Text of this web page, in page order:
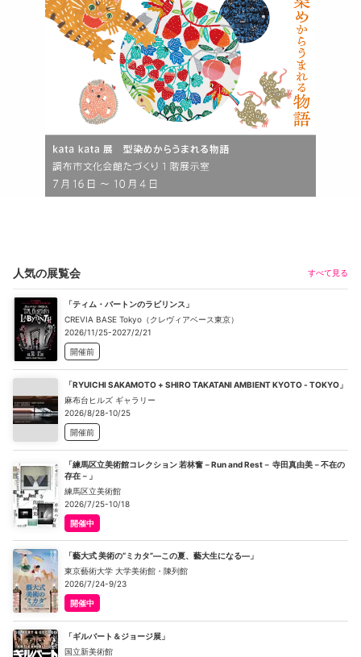
人気の展覧会 すべて見る
「ティム・バートンのラビリンス」
CREVIA BASE Tokyo（クレヴィアベース東京）
2026/11/25-2027/2/21
開催前
「RYUICHI SAKAMOTO + SHIRO TAKATANI AMBIENT KYOTO - TOKYO」
麻布台ヒルズ ギャラリー
2026/8/28-10/25
開催前
「練馬区立美術館コレクション 若林奮－Run and Rest－ 寺田真由美－不在の
存在－」
練馬区立美術館
2026/7/25-10/18
開催中
「藝大式 美術の“ミカタ”―この夏、藝大生になる―」
東京藝術大学 大学美術館・陳列館
2026/7/24-9/23
開催中
「ギルバート＆ジョージ展」
国立新美術館